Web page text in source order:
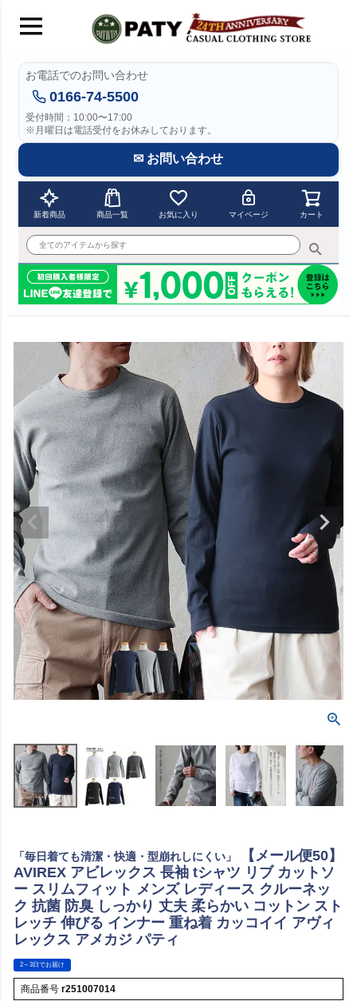
お電話でのお問い合わせ
0166-74-5500
受付時間：10:00〜17:00
※月曜日は電話受付をお休みしております。
✉ お問い合わせ
新着商品 商品一覧 お気に入り マイページ カート
「毎日着ても清潔・快適・型崩れしにくい」
【メール便50】
AVIREX アビレックス 長袖 tシャツ リブ カットソ
ー スリムフィット メンズ レディース クルーネッ
ク 抗菌 防臭 しっかり 丈夫 柔らかい コットン スト
レッチ 伸びる インナー 重ね着 カッコイイ アヴィ
レックス アメカジ パティ
2～3日でお届け
商品番号 r251007014